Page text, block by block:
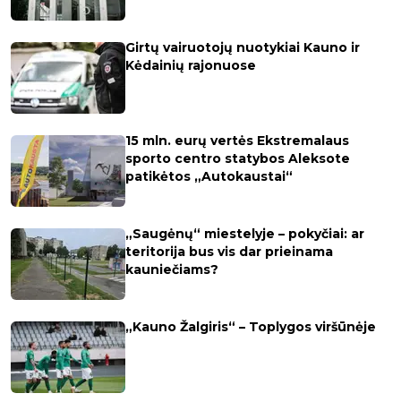
Girtų vairuotojų nuotykiai Kauno ir
Kėdainių rajonuose
15 mln. eurų vertės Ekstremalaus
sporto centro statybos Aleksote
patikėtos „Autokaustai“
„Saugėnų“ miestelyje – pokyčiai: ar
teritorija bus vis dar prieinama
kauniečiams?
„Kauno Žalgiris“ – Toplygos viršūnėje